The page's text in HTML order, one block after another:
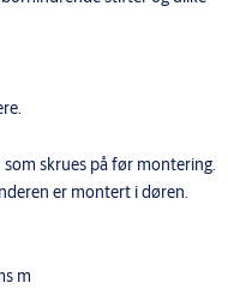
skrues på før montering.
er montert i døren.
m